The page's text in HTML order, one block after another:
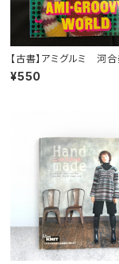
【古書】アミグルミ 河
¥550